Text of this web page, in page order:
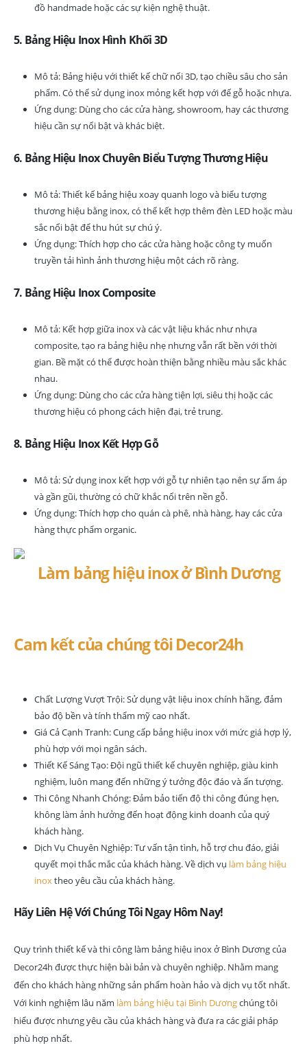
đồ handmade hoặc các sự kiện nghệ thuật.
5. Bảng Hiệu Inox Hình Khối 3D
Mô tả: Bảng hiệu với thiết kế chữ nổi 3D, tạo chiều sâu cho sản
phẩm. Có thể sử dụng inox mỏng kết hợp với đế gỗ hoặc nhựa.
Ứng dụng: Dùng cho các cửa hàng, showroom, hay các thương
hiệu cần sự nổi bật và khác biệt.
6. Bảng Hiệu Inox Chuyên Biểu Tượng Thương Hiệu
Mô tả: Thiết kế bảng hiệu xoay quanh logo và biểu tượng
thương hiệu bằng inox, có thể kết hợp thêm đèn LED hoặc màu
sắc nổi bật để thu hút sự chú ý.
Ứng dụng: Thích hợp cho các cửa hàng hoặc công ty muốn
truyền tải hình ảnh thương hiệu một cách rõ ràng.
7. Bảng Hiệu Inox Composite
Mô tả: Kết hợp giữa inox và các vật liệu khác như nhựa
composite, tạo ra bảng hiệu nhẹ nhưng vẫn rất bền với thời
gian. Bề mặt có thể được hoàn thiện bằng nhiều màu sắc khác
nhau.
Ứng dụng: Dùng cho các cửa hàng tiện lợi, siêu thị hoặc các
thương hiệu có phong cách hiện đại, trẻ trung.
8. Bảng Hiệu Inox Kết Hợp Gỗ
Mô tả: Sử dụng inox kết hợp với gỗ tự nhiên tạo nên sự ấm áp
và gần gũi, thường có chữ khắc nổi trên nền gỗ.
Ứng dụng: Thích hợp cho quán cà phê, nhà hàng, hay các cửa
hàng thực phẩm organic.
Cam kết của chúng tôi Decor24h
Chất Lượng Vượt Trội: Sử dụng vật liệu inox chính hãng, đảm
bảo độ bền và tính thẩm mỹ cao nhất.
Giá Cả Cạnh Tranh: Cung cấp bảng hiệu inox với mức giá hợp lý,
phù hợp với mọi ngân sách.
Thiết Kế Sáng Tạo: Đội ngũ thiết kế chuyên nghiệp, giàu kinh
nghiệm, luôn mang đến những ý tưởng độc đáo và ấn tượng.
Thi Công Nhanh Chóng: Đảm bảo tiến độ thi công đúng hẹn,
không làm ảnh hưởng đến hoạt động kinh doanh của quý
khách hàng.
Dịch Vụ Chuyên Nghiệp: Tư vấn tận tình, hỗ trợ chu đáo, giải
quyết mọi thắc mắc của khách hàng. Về dịch vụ làm bảng hiệu
inoxtheo yêu cầu của khách hàng.
Hãy Liên Hệ Với Chúng Tôi Ngay Hôm Nay!
Quy trình thiết kế và thi công làm bảng hiệu inox ở Bình Dương của
Decor24h được thực hiện bài bản và chuyên nghiệp. Nhằm mang
đến cho khách hàng những sản phẩm hoàn hảo và dịch vụ tốt nhất.
Với kinh nghiệm lâu năm làm bảng hiệu tại Bình Dươngchúng tôi
hiểu được nhưng yêu cầu của khách hàng và đưa ra các giải pháp
phù hợp nhất.